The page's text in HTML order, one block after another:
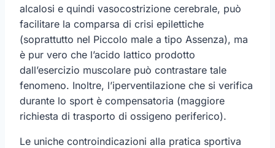
alcalosi e quindi vasocostrizione cerebrale, può
facilitare la comparsa di crisi epilettiche
(soprattutto nel Piccolo male a tipo Assenza), ma
è pur vero che l’acido lattico prodotto
dall’esercizio muscolare può contrastare tale
fenomeno. Inoltre, l’iperventilazione che si verifica
durante lo sport è compensatoria (maggiore
richiesta di trasporto di ossigeno periferico).
Le uniche controindicazioni alla pratica sportiva